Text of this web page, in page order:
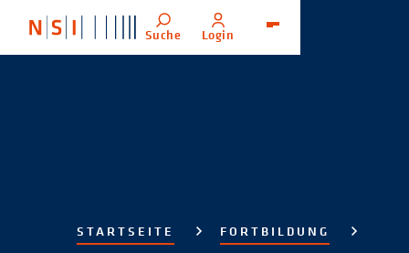
Suche Login
STARTSEITE FORTBILDUNG